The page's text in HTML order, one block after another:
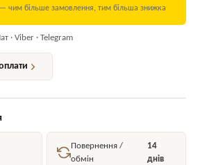
— чим більше замовлення, тим більша знижка
· Viber · Telegram
Повернення /
обмін
14
днів